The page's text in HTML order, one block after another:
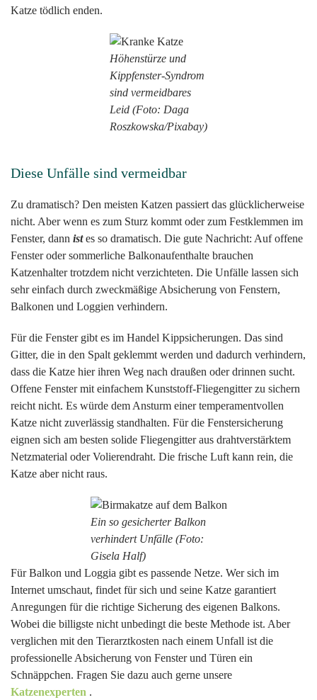
Katze tödlich enden.
Höhenstürze und
Kippfenster-Syndrom
sind vermeidbares
Leid (Foto: Daga
Roszkowska/Pixabay)
Diese Unfälle sind vermeidbar
Zu dramatisch? Den meisten Katzen passiert das glücklicherweise
nicht. Aber wenn es zum Sturz kommt oder zum Festklemmen im
Fenster, dann istes so dramatisch. Die gute Nachricht: Auf offene
Fenster oder sommerliche Balkonaufenthalte brauchen
Katzenhalter trotzdem nicht verzichteten. Die Unfälle lassen sich
sehr einfach durch zweckmäßige Absicherung von Fenstern,
Balkonen und Loggien verhindern.
Für die Fenster gibt es im Handel Kippsicherungen. Das sind
Gitter, die in den Spalt geklemmt werden und dadurch verhindern,
dass die Katze hier ihren Weg nach draußen oder drinnen sucht.
Offene Fenster mit einfachem Kunststoff-Fliegengitter zu sichern
reicht nicht. Es würde dem Ansturm einer temperamentvollen
Katze nicht zuverlässig standhalten. Für die Fenstersicherung
eignen sich am besten solide Fliegengitter aus drahtverstärktem
Netzmaterial oder Volierendraht. Die frische Luft kann rein, die
Katze aber nicht raus.
Ein so gesicherter Balkon
verhindert Unfälle (Foto:
Gisela Half)
Für Balkon und Loggia gibt es passende Netze. Wer sich im
Internet umschaut, findet für sich und seine Katze garantiert
Anregungen für die richtige Sicherung des eigenen Balkons.
Wobei die billigste nicht unbedingt die beste Methode ist. Aber
verglichen mit den Tierarztkosten nach einem Unfall ist die
professionelle Absicherung von Fenster und Türen ein
Schnäppchen. Fragen Sie dazu auch gerne unsere
Katzenexperten .